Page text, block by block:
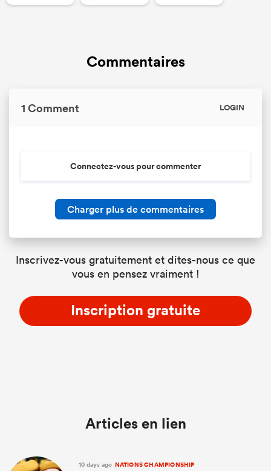
Commentaires
1 Comment LOGIN
Connectez-vous pour commenter
Charger plus de commentaires
Inscrivez-vous gratuitement et dites-nous ce que
vous en pensez vraiment !
Inscription gratuite
Articles en lien
10 days ago NATIONS CHAMPIONSHIP